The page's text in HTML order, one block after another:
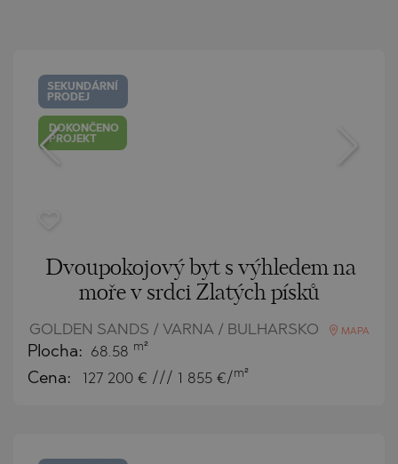
SEKUNDÁRNÍ
PRODEJ
DOKONČENO
PROJEKT
Dvoupokojový byt s výhledem na
moře v srdci Zlatých písků
GOLDEN SANDS / VARNA / BULHARSKO MAPA
Plocha: 68.58 m²
Cena: 127 200 € /// 1 855 €/ m²